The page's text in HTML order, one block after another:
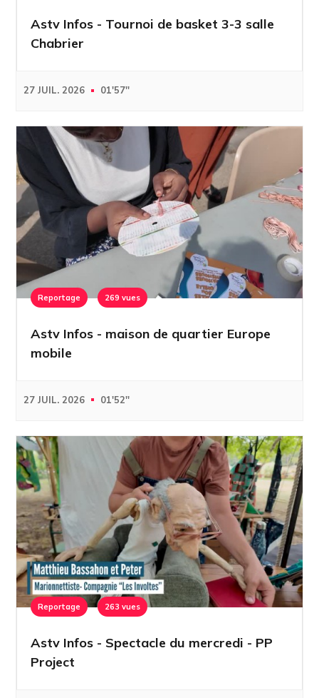
Astv Infos - Tournoi de basket 3-3 salle
Chabrier
27 JUIL. 2026 01'57''
Reportage 269 vues
Astv Infos - maison de quartier Europe
mobile
27 JUIL. 2026 01'52''
Reportage 263 vues
Astv Infos - Spectacle du mercredi - PP
Project